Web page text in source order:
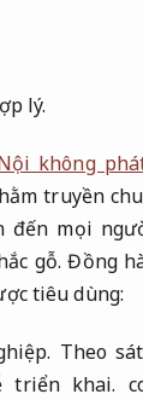
lý.
không
truyền
đến mọi
gỗ.Đồng
tiêu dùng:
Theo
triển khai.